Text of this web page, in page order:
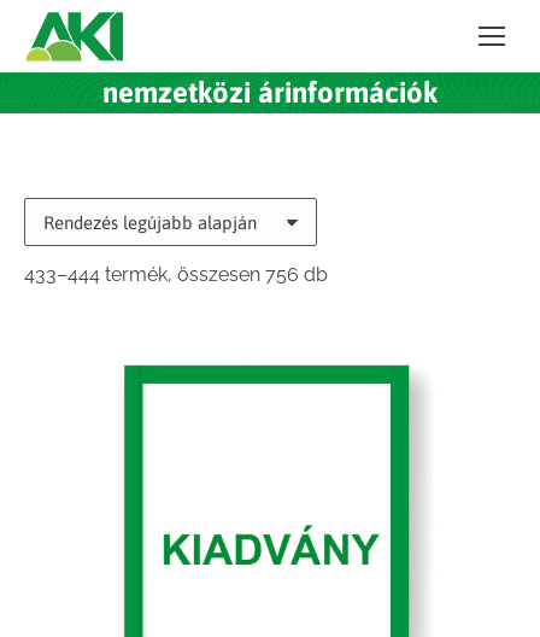
nemzetközi árinformációk
433–444 termék, összesen 756 dbSorted